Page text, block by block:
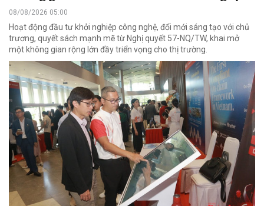
08/08/2026 05:00
Hoạt động đầu tư khởi nghiệp công nghệ, đổi mới sáng tạo với chủ
trương, quyết sách mạnh mẽ từ Nghị quyết 57-NQ/TW, khai mở
một không gian rộng lớn đầy triển vọng cho thị trường.